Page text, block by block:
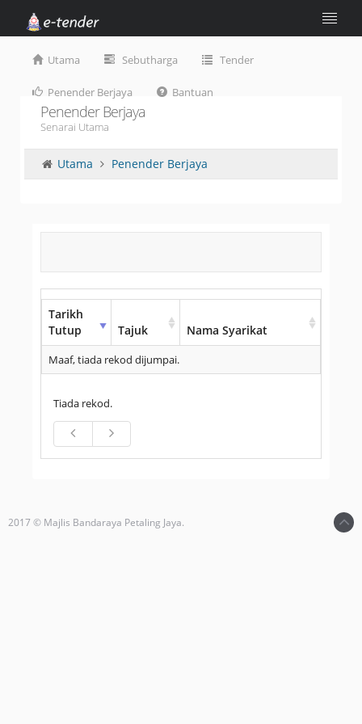
Utama Sebutharga Tender
Penender Berjaya Bantuan
Penender Berjaya
Senarai Utama
Utama Penender Berjaya
Tarikh
Tutup
Tajuk Nama Syarikat
Maaf, tiada rekod dijumpai.
Tiada rekod.
2017 © Majlis Bandaraya Petaling Jaya.